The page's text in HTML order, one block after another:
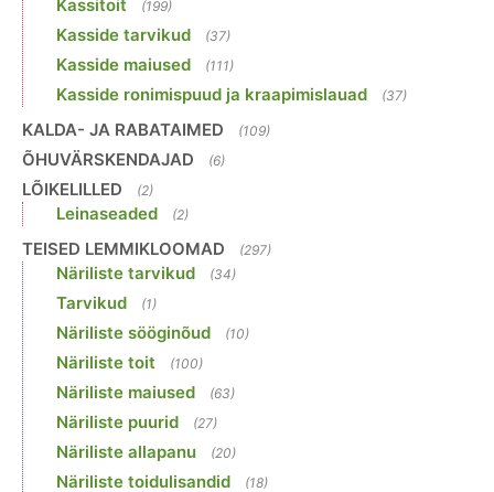
Kassitoit (199)
Kasside tarvikud (37)
Kasside maiused (111)
Kasside ronimispuud ja kraapimislauad (37)
KALDA- JA RABATAIMED (109)
ÕHUVÄRSKENDAJAD (6)
LÕIKELILLED (2)
Leinaseaded (2)
TEISED LEMMIKLOOMAD (297)
Näriliste tarvikud (34)
Tarvikud (1)
Näriliste sööginõud (10)
Näriliste toit (100)
Näriliste maiused (63)
Näriliste puurid (27)
Näriliste allapanu (20)
Näriliste toidulisandid (18)